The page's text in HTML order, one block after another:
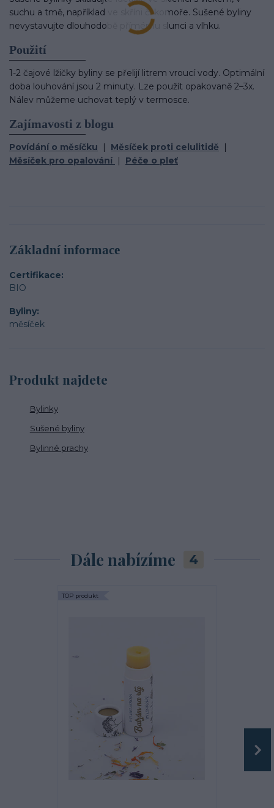
suchu a tmě, například ve skříni či komoře. Sušené byliny
nevystavujte dlouhodobě přímému slunci a vlhku.
Použití
1-2 čajové lžičky byliny se přelijí litrem vroucí vody. Optimální
doba louhování jsou 2 minuty. Lze použít opakovaně 2–3x.
Nálev můžeme uchovat teplý v termosce.
Zajímavosti z blogu
Povídání o měsíčku | Měsíček proti celulitidě
|
Měsíček pro opalování | Péče o pleť
Základní informace
Certifikace
BIO
Byliny
měsíček
Produkt najdete
Bylinky
Sušené byliny
Bylinné prachy
Dále nabízíme 4
TOP produkt